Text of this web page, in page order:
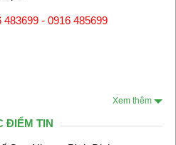
483699 - 0916 485699
Xem thêm
ĐIỂM TIN